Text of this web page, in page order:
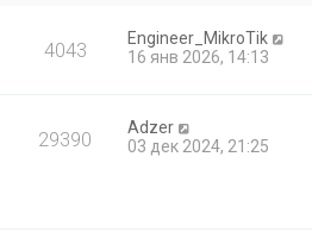
4043
Engineer_MikroTik
16 янв 2026, 14:13
29390
Adzer
03 дек 2024, 21:25